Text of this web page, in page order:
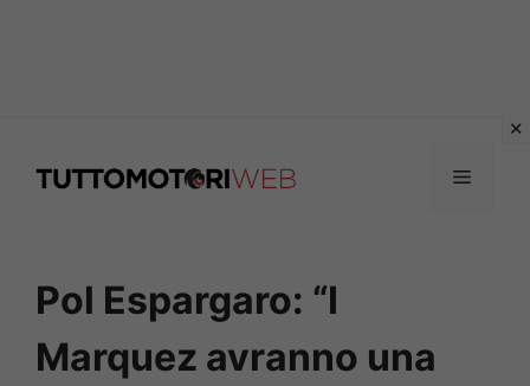
Menu
Pol Espargaro: “I
Marquez avranno una